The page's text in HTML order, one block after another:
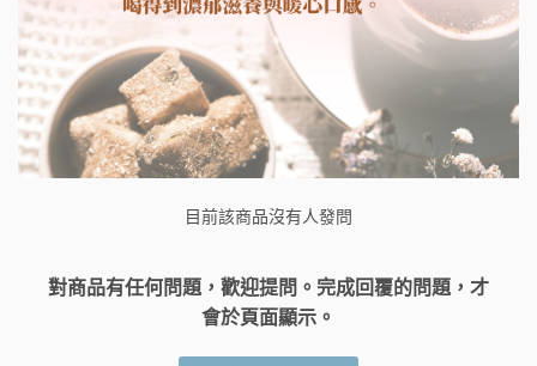
目前該商品沒有人發問
對商品有任何問題，歡迎提問。完成回覆的問題，才
會於頁面顯示。